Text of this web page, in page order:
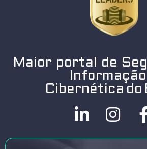
Maior portal de
Cibernética do